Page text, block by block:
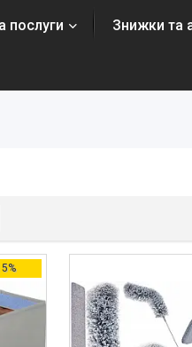
послуги Знижки та